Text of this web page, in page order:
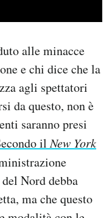
alle minacce
e chi dice che la
agli spettatori
da questo, non è
saranno presi
ilNew York
Nord debba
ma che questo